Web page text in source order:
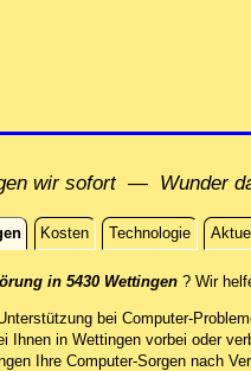
wir sofort — Wunder
Kosten Technologie
in 5430 Wettingen? Wir
bei Computer-
Ihnen in Wettingen vorbei oder
Ihre Computer-Sorgen nach